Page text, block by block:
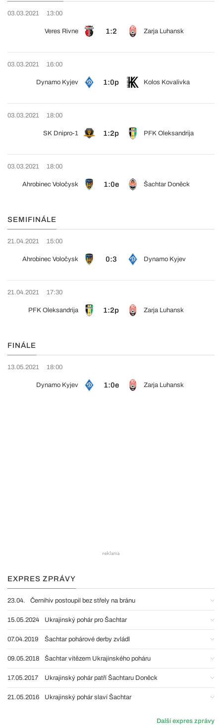
03.03.2021 13:00
Veres Rivne 1:2 Zarja Luhansk
03.03.2021 16:00
Dynamo Kyjev 1:0p Kolos Kovalivka
03.03.2021 18:00
SK Dnipro-1 1:2p PFK Oleksandrija
03.03.2021 18:00
Ahrobinec Voločysk 1:0e Šachtar Doněck
SEMIFINÁLE
21.04.2021 15:00
Ahrobinec Voločysk 0:3 Dynamo Kyjev
21.04.2021 17:30
PFK Oleksandrija 1:2p Zarja Luhansk
FINÁLE
13.05.2021 18:00
Dynamo Kyjev 1:0e Zarja Luhansk
EXPRES ZPRÁVY
23.04. Černihiv postoupil bez střely na bránu
15.05.2024 Ukrajinský pohár pro Šachtar
07.04.2019 Šachtar pohárové derby zvládl
09.05.2018 Šachtar vítězem Ukrajinského poháru
17.05.2017 Ukrajinský pohár patří Šachtaru Doněck
21.05.2016 Ukrajinský pohár slaví Šachtar
Další expres zprávy